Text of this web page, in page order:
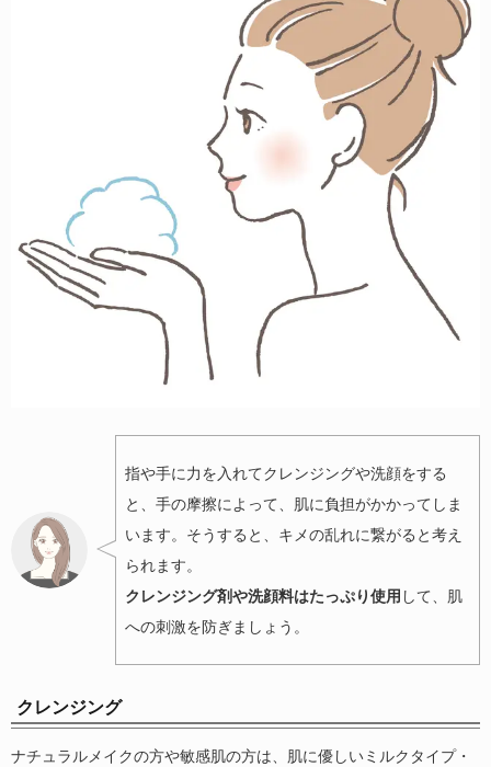
指や手に力を入れてクレンジングや洗顔をする
と、手の摩擦によって、肌に負担がかかってしま
います。そうすると、キメの乱れに繋がると考え
られます。
クレンジング剤や洗顔料はたっぷり使用 して、肌
への刺激を防ぎましょう。
クレンジング
ナチュラルメイクの方や敏感肌の方は、肌に優しいミルクタイプ・